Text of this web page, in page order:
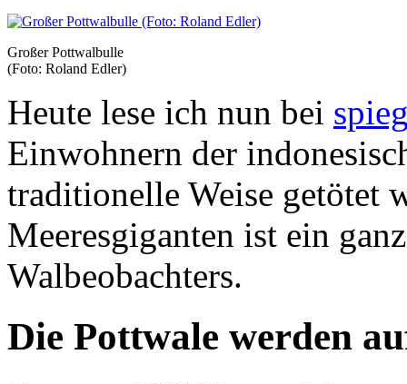
Großer Pottwalbulle
(Foto: Roland Edler)
Heute lese ich nun bei
Einwohnern der
traditionelle Weise getötet
Meeresgiganten ist ein
Walbeobachters.
Die Pottwale werden